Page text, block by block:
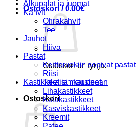
Ostoskori /0.00€
Ostoskori on tyhjä.
Takaisin kauppaan
Ostoskori
Alkupalat ja juomat
Kahvit
Ohrakahvit
Tee
Jauhot
Hiiva
Pastat
Keittoruokiin sopivat pastat
Riisi
Kastikkeet ja mausteet
Lihakastikkeet
Kalakastikkeet
Kasviskastikkeet
Kreemit